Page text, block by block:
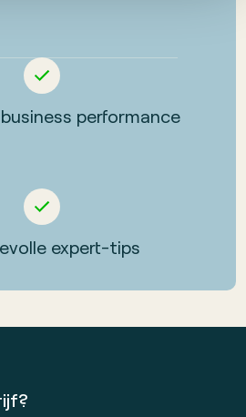
performance
expert-tips